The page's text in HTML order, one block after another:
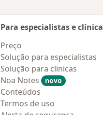
Para especialistas e
Preço
Solução para especialistas
Solução para clinicas
Noa Notes
novo
Conteúdos
Termos de uso